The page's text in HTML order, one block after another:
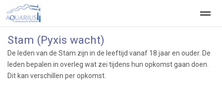
Welkom Welpen Zeeverkenners
Home Zoeken
Stam (Pyxis wacht)
De leden van de Stam zijn in de leeftijd vanaf 18 jaar en ouder. De
leden bepalen in overleg wat zei tijdens hun opkomst gaan doen.
Dit kan verschillen per opkomst.